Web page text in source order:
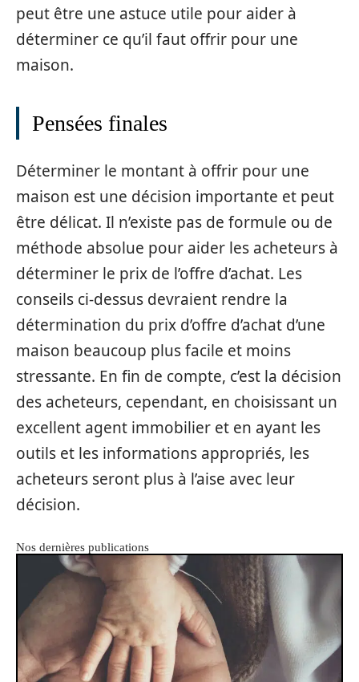
peut être une astuce utile pour aider à
déterminer ce qu’il faut offrir pour une
maison.
Pensées finales
Déterminer le montant à offrir pour une
maison est une décision importante et peut
être délicat. Il n’existe pas de formule ou de
méthode absolue pour aider les acheteurs à
déterminer le prix de l’offre d’achat. Les
conseils ci-dessus devraient rendre la
détermination du prix d’offre d’achat d’une
maison beaucoup plus facile et moins
stressante. En fin de compte, c’est la décision
des acheteurs, cependant, en choisissant un
excellent agent immobilier et en ayant les
outils et les informations appropriés, les
acheteurs seront plus à l’aise avec leur
décision.
Nos dernières publications